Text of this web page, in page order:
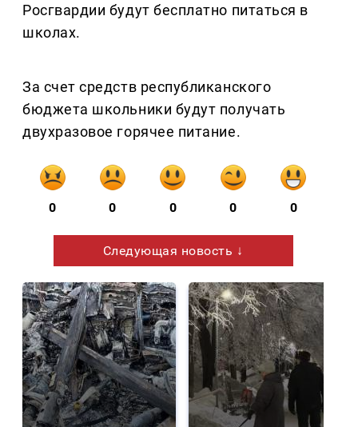
Росгвардии будут бесплатно питаться в
школах.
За счет средств республиканского
бюджета школьники будут получать
двухразовое горячее питание.
0 0 0 0 0
Следующая новость ↓